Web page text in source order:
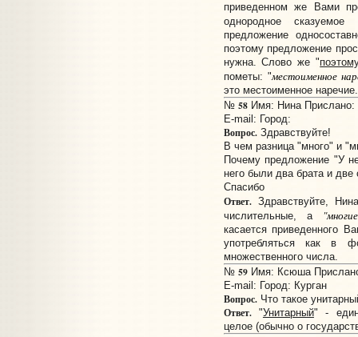
приведенном же Вами
однородное сказуемое
предложение
поэтому предложение
нужна. Слово же "
пометы: "местоименное
это местоименное наречие.
№ 58Имя: Нина Прислано:
E-mail: Город:
Вопрос.Здравствуйте!
В чем разница "много" и
Почему предложение "У
него были два брата и две
Спасибо
Ответ.Здравствуйте,
числительные, а
касается приведенного
употребляться как в
множественного числа.
№ 59Имя: Ксюша
E-mail: Город: Курган
Вопрос.Что такое
Ответ."Унитарный" -
целое (обычно о